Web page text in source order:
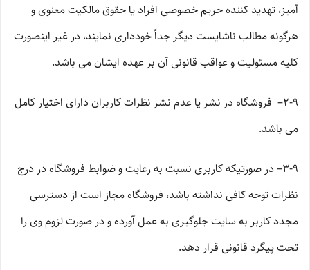
آمیز، تهدید کننده حریم خصوصی افراد یا حقوق مالکیت معنوی و
هرگونه مطالب ناشایست دیگر جداً خودداری نمایند، در غیر اینصورت
کلیه مسئولیت و عواقب قانونی آن بر عهده ایشان می باشد.
۲-۹– فروشگاه در نشر یا عدم نشر نظرات کاربران دارای اختیار کامل
می باشد.
۳-۹– در صورتیکه کاربری نسبت به رعایت و ضوابط فروشگاه در درج
نظرات توجه کافی نداشته باشد، فروشگاه مجاز است از دسترسی
مجدد کاربر به سایت جلوگیری به عمل آورده و در صورت لزوم وی را
تحت پیگرد قانونی قرار دهد.